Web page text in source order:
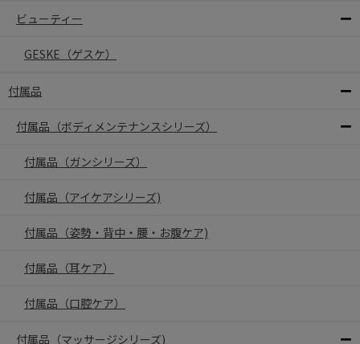
ビューティー
GESKE（ゲスケ）
付属品
付属品（ボディメンテナンスシリーズ）
付属品（ガンシリーズ）
付属品（アイケアシリーズ)
付属品（姿勢・背中・腰・お腹ケア)
付属品（耳ケア）
付属品（口腔ケア）
付属品（マッサージシリーズ)